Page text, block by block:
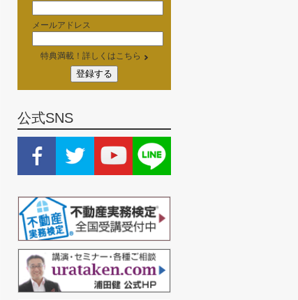
メールアドレス
特典満載！詳しくはこちら
公式SNS